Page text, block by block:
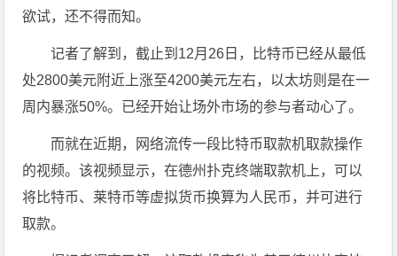
欲试，还不得而知。
记者了解到，截止到12月26日，比特币已经从最低
处2800美元附近上涨至4200美元左右，以太坊则是在一
周内暴涨50%。已经开始让场外市场的参与者动心了。
而就在近期，网络流传一段比特币取款机取款操作
的视频。该视频显示，在德州扑克终端取款机上，可以
将比特币、莱特币等虚拟货币换算为人民币，并可进行
取款。